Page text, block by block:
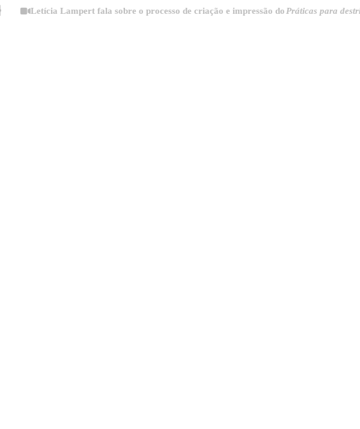
Letícia Lampert fala sobre o processo de criação e impressão doPráticas para destrinchar